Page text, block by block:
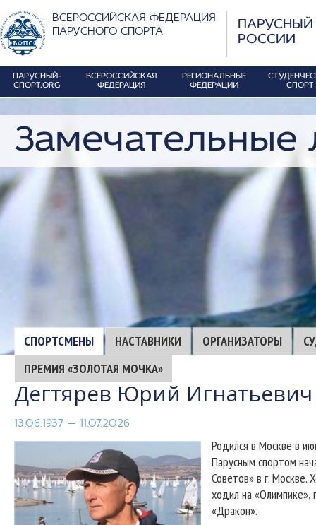
ВСЕРОССИЙСКАЯ ФЕДЕРАЦИЯ
ПАРУСНОГО СПОРТА
ПАРУСНЫЙ
РОССИИ
ПАРУСНЫЙ-
СПОРТ.ORG
ВСЕРОССИЙСКАЯ
ФЕДЕРАЦИЯ
РЕГИОНАЛЬНЫЕ
ФЕДЕРАЦИИ
СПОРТ
Замечательные
CПОРТСМЕНЫ НАСТАВНИКИ ОРГАНИЗАТОРЫ
ПРЕМИЯ «ЗОЛОТАЯ МОЧКА»
Дегтярев Юрий Игнатьевич
13.06.1937 — 11.07.2026
Родился в Москве в
Парусным спортом
Советов» в г.
ходил на «Олимпике»,
«Дракон».